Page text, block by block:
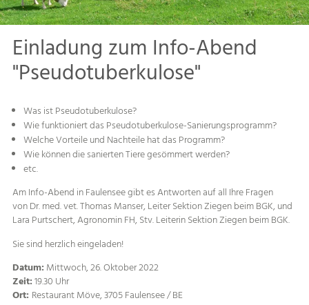
Einladung zum Info-Abend
"Pseudotuberkulose"
Was ist Pseudotuberkulose?
Wie funktioniert das Pseudotuberkulose-Sanierungsprogramm?
Welche Vorteile und Nachteile hat das Programm?
Wie können die sanierten Tiere gesömmert werden?
etc.
Am Info-Abend in Faulensee gibt es Antworten auf all Ihre Fragen
von Dr. med. vet. Thomas Manser, Leiter Sektion Ziegen beim BGK, und
Lara Purtschert, Agronomin FH, Stv. Leiterin Sektion Ziegen beim BGK.
Sie sind herzlich eingeladen!
Datum: Mittwoch, 26. Oktober 2022
Zeit:19.30 Uhr
Ort: Restaurant Möve, 3705 Faulensee / BE